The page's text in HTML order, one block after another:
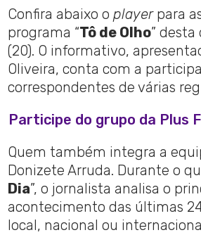
Confira abaixo oplayer para
programa “Tô de Olho”
(20). O informativo,
Oliveira, conta com a
correspondentes de várias
Participe do grupo da Plus
Quem também integra a
Donizete Arruda. Durante o
Dia”, o jornalista analisa o
acontecimento das últimas
local, nacional ou